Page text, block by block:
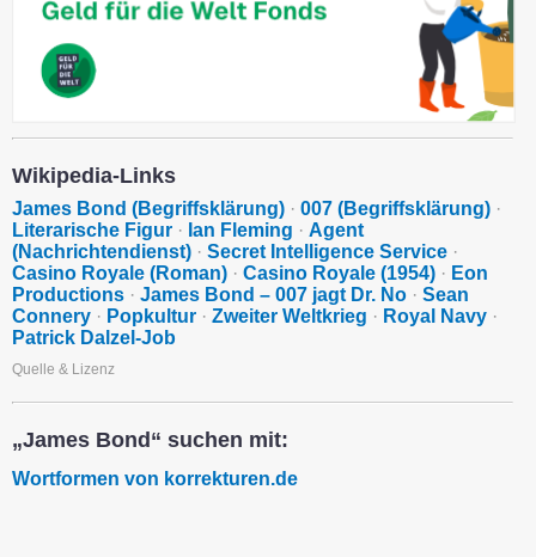
Wikipedia-Links
James Bond (Begriffsklärung) · 007 (Begriffsklärung) ·
Literarische Figur · Ian Fleming · Agent
(Nachrichtendienst) · Secret Intelligence Service ·
Casino Royale (Roman) · Casino Royale (1954) · Eon
Productions · James Bond – 007 jagt Dr. No · Sean
Connery · Popkultur · Zweiter Weltkrieg · Royal Navy ·
Patrick Dalzel-Job
Quelle & Lizenz
„James Bond“ suchen mit:
Wortformen von korrekturen.de